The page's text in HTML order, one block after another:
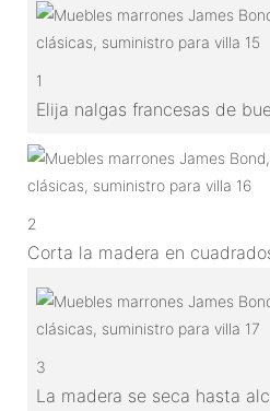
1
Elija nalgas francesas de
2
Corta la madera en
3
La madera se seca hasta